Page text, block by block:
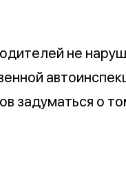
не
задуматься о